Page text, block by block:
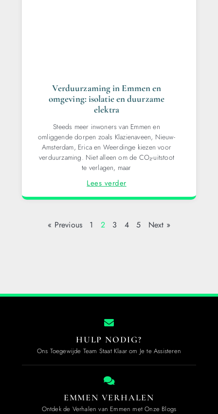
Verduurzaming in Emmen en
omgeving: isolatie en duurzame
elektra
Steeds meer inwoners van Emmen en
omliggende dorpen zoals Klazienaveen, Nieuw-
Amsterdam, Erica en Weerdinge kiezen voor
verduurzaming. Niet alleen om de CO₂-uitstoot
te verlagen, maar
Lees verder
« Previous 1 2 3 4 5 Next »
HULP NODIG?
Ons Toegewijde Team Staat Klaar om Je te Assisteren
EMMEN VERHALEN
Ontdek de Verhalen van Emmen met Onze Blogs